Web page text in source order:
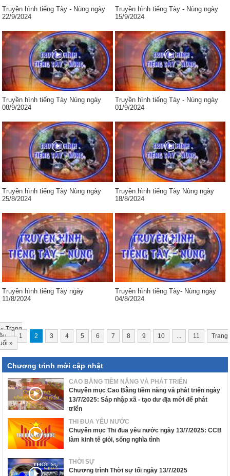
Truyền hình tiếng Tày - Nùng ngày
22/9/2024
Truyền hình tiếng Tày - Nùng ngày
15/9/2024
Truyền hình tiếng Tày Nùng ngày
08/9/2024
Truyền hình tiếng Tày - Nùng ngày
01/9/2024
Truyền hình tiếng Tày Nùng ngày
25/8/2024
Truyền hình tiếng Tày Nùng ngày
18/8/2024
Truyền hình tiếng Tày ngày
11/8/2024
Truyền hình tiếng Tày- Nùng ngày
04/8/2024
«Trang
1 2 3 4 5 6 7 8 9 10 ... 11
Trang
»
Chương trình mới cập nhật
CAO BẰNG TIỀM NĂNG VÀ PHÁT TRIỂN
Chuyên mục Cao Bằng tiềm năng và phát triển ngày
13/7/2025: Sáp nhập xã - tạo dư địa mới để phát
triển
THI ĐUA YÊU NƯỚC
Chuyên mục Thi đua yêu nước ngày 13/7/2025: CCB
làm kinh tế giỏi, sống nghĩa tình
THỜI SỰ
Chương trình Thời sự tối ngày 13/7/2025